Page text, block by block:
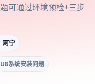
可通过环境预检+三步
阿宁
U8系统安装问题